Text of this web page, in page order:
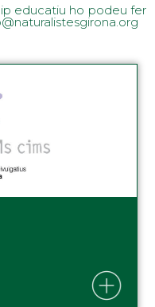
educatiu ho podeu fer